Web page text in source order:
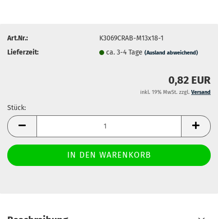
Art.Nr.:
K3069CRAB-M13x18-1
Lieferzeit:
ca. 3-4 Tage(Ausland abweichend)
0,82 EUR
inkl. 19% MwSt. zzgl. Versand
Stück:
Stück